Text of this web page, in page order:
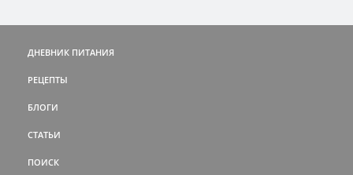
ДНЕВНИК ПИТАНИЯ
РЕЦЕПТЫ
БЛОГИ
СТАТЬИ
ПОИСК